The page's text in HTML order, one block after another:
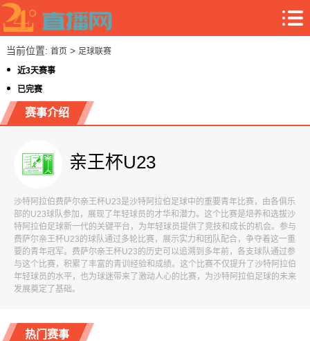
当前位置: 首页> 足球联赛
近3天赛事
已完赛
赛事介绍
亲王杯U23
沙特阿拉伯费萨尔亲王杯U23是沙特阿拉伯足球中的重要青年比赛，由各俱乐
部的U23球队参加，展现了年轻球员的才华和潜力。这个比赛是培养和选拔沙
特阿拉伯足球新一代的关键平台，为年轻球员提供了竞技和成长的机会。参与
费萨尔亲王杯U23的球队通过多轮比赛，展示实力和团队配合，争夺着这一重
要的青年冠军。费萨尔亲王杯U23的历史可以追溯到多年前，各支球队通过参
与这个比赛，积累了丰富的青训经验和成绩。这个比赛不仅提升了沙特阿拉伯
年轻球员的水平，也为球迷带来了激动人心的比赛，为沙特阿拉伯足球的未来
发展奠定了基础。
热门赛事